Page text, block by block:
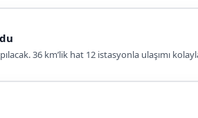
36 km’lik hat 12 istasyonla ulaşımı